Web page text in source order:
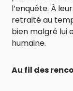
l’enquête. À
retraité au
bien malgré lui
humaine.
Au fil des